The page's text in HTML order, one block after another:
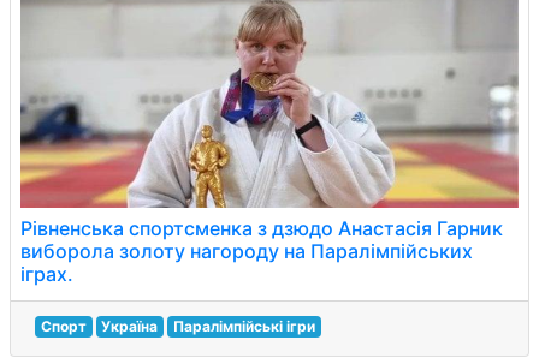
Рівненська спортсменка з дзюдо Анастасія Гарник
виборола золоту нагороду на Паралімпійських
іграх.
Спорт Україна Паралімпійські ігри